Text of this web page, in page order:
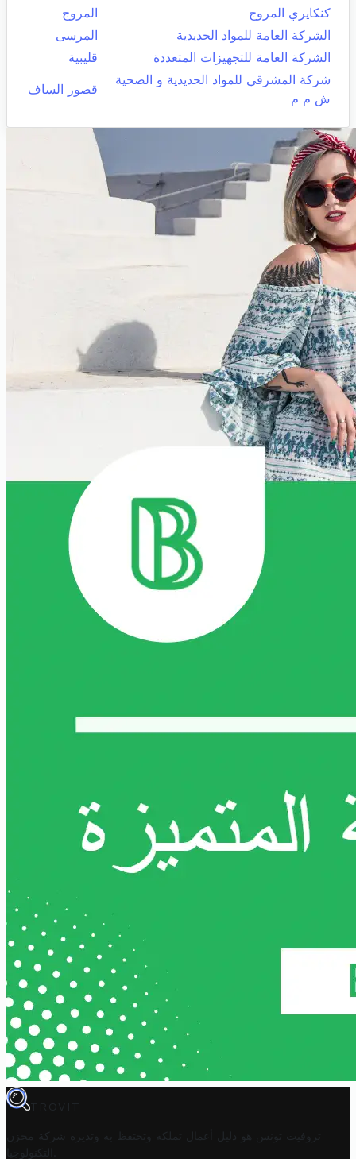
كنكايري المروج
المروج
الشركة العامة للمواد الحديدية
المرسى
الشركة العامة للتجهيزات المتعددة
قليبية
شركة المشرقي للمواد الحديدية و الصحية
ش م م
قصور الساف
TROVIT
تروفيت تونس هو دليل أعمال تملكه وتحتفظ به وتديره
شركة مخزن
التكنولوجيا